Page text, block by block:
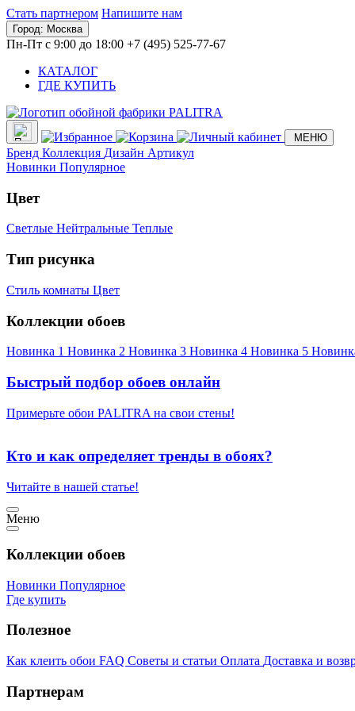
Стать партнером Напишите нам
Город: Москва
Пн-Пт с 9:00 до 18:00 +7 (495) 525-77-67
КАТАЛОГ
ГДЕ КУПИТЬ
МЕНЮ
Бренд Коллекция Дизайн Артикул
Новинки Популярное
Цвет
Светлые Нейтральные Теплые
Тип рисунка
Стиль комнаты Цвет
Коллекции обоев
Новинка 1 Новинка 2 Новинка 3 Новинка 4 Новинка 5
Быстрый подбор обоев онлайн
Примерьте обои PALITRA на свои стены!
Кто и как определяет тренды в обоях?
Читайте в нашей статье!
Меню
Коллекции обоев
Новинки Популярное
Где купить
Полезное
Как клеить обои FAQ Советы и статьи Оплата Доставка и
Партнерам